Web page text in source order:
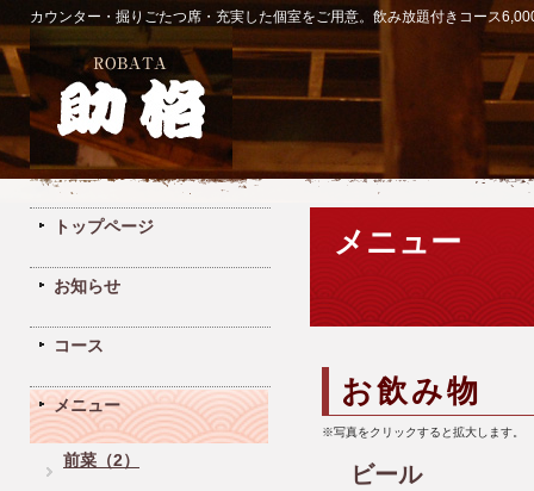
カウンター・掘りごたつ席・充実した個室をご用意。飲み放題付きコース
メニュー
お飲み物
※写真をクリックすると拡大します。
ビール
トップページ
お知らせ
コース
メニュー
前菜（2）